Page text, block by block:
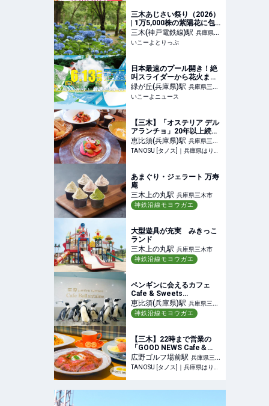
三木あじさい祭り（2026）
| 1万5,000株の紫陽花に包
まれる約1カ月！兵庫「三
木あじさい祭り」 ライブ・
マルシェ・ワークショップ
とりっぷ
三木(神戸電鉄線)駅 兵庫県三
木市
いこーよとりっぷ
日本最速のプール開き！絶
叫スライダーから花火まで
ネスタリゾート神戸で夏を
先取り！
緑が丘(兵庫県)駅 兵庫県三木
市
いこーよニュース
【三木】「オステリア デル
アランチョ」20年以上続く
名店でイタリア仕込みのコ
ース料理を堪能♪
恵比須(兵庫県)駅 兵庫県三木
市
TANOSU [タノス]｜兵庫県はりまエリアの地域情報サイト
あまぐり・ジェラート 万寿
庵
三木上の丸駅 兵庫県三木市
神鉄沿線モヨウガエ
大型遊具が充実 みきっこ
ランド
三木上の丸駅 兵庫県三木市
神鉄沿線モヨウガエ
ペンギンに会えるカフェ
Cafe & Sweets
Ballantaine(バランタイン)
恵比須(兵庫県)駅 兵庫県三木
市神鉄沿線モヨウガエ
【三木】22時まで営業の
「GOOD NEWS Cafe＆
Kitchen」オープン！夜カ
フェも◎
広野ゴルフ場前駅 兵庫県三木
市
TANOSU [タノス]｜兵庫県はりまエリアの地域情報サイト